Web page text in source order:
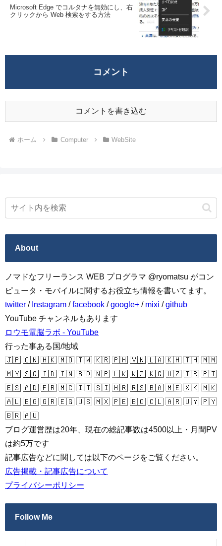
Microsoft Edge でコルタナを無効にし、右
クリックから Web 検索をする方法
コメント
コメントを書き込む
ホーム Computer WebSite
About
ノマドなフリーランス WEB プログラマ @ryomatsu がコン
ピュータ・モバイルに関するお役立ち情報を書いてます。
twitter / Instagram /facebook /google+ / mixi /github
YouTube チャンネルもあります
ロウモ電脳ラボ - YouTube
行った事ある国/地域
🇯🇵 🇨🇳 🇭🇰 🇲🇴 🇹🇼 🇰🇷 🇵🇭 🇻🇳 🇱🇦 🇰🇭 🇹🇭 🇲🇲
🇲🇾 🇸🇬 🇮🇩 🇮🇳 🇧🇩 🇳🇵 🇱🇰 🇰🇿 🇰🇬 🇺🇿 🇹🇷 🇵🇹
🇪🇸 🇦🇩 🇫🇷 🇲🇨 🇮🇹 🇸🇮 🇭🇷 🇷🇸 🇧🇦 🇲🇪 🇽🇰 🇲🇰
🇦🇱 🇧🇬 🇬🇷 🇪🇬 🇺🇸 🇲🇽 🇵🇪 🇧🇴 🇨🇱 🇦🇷 🇺🇾 🇵🇾
🇧🇷 🇦🇺
ブログ運営歴は20年、現在の総記事数は4500以上・月間PV
は約5万です
記事広告などに関しては以下のページをご覧ください。
広告掲載・記事広告について
プライバシーポリシー
Follow Me